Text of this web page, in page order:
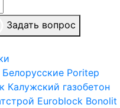
Задать вопрос
Белорусские Poritep
Калужский газобетон
Euroblock Bonolit